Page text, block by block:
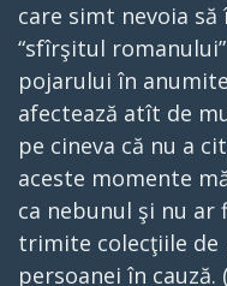
care simt nevoia
“sfîrşitul
pojarului în
afectează atît de
pe cineva că nu a
aceste momente
ca nebunul şi nu ar
trimite colecţiile
persoanei în cauză.